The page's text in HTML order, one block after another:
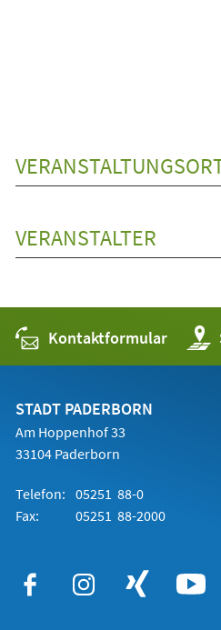
VERANSTALTER
Kontaktformular
in
STADT PADERBORN
Am Hoppenhof 33
33104 Paderborn
Telefon: 05251 88-0
Fax:
05251 88-2000